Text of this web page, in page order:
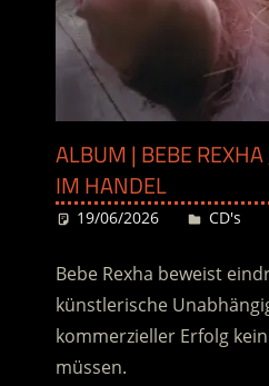
ALBUM | BEBE REXHA
IM HANDEL
19/06/2026 Desiree
CD's
Bebe Rexha beweist
künstlerische
kommerzieller Erfolg
müssen.